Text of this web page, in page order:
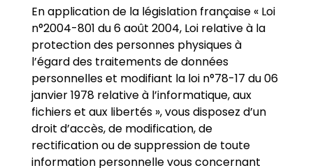
En application de la législation française « Loi
n°2004-801 du 6 août 2004, Loi relative à la
protection des personnes physiques à
l’égard des traitements de données
personnelles et modifiant la loi n°78-17 du 06
janvier 1978 relative à l’informatique, aux
fichiers et aux libertés », vous disposez d’un
droit d’accès, de modification, de
rectification ou de suppression de toute
information personnelle vous concernant